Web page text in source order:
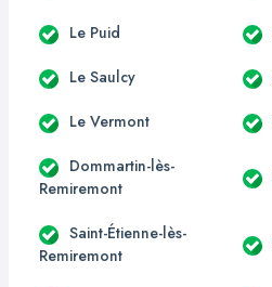
Le Puid
Le Saulcy
Le Vermont
Dommartin-lès-
Remiremont
Saint-Étienne-lès-
Remiremont